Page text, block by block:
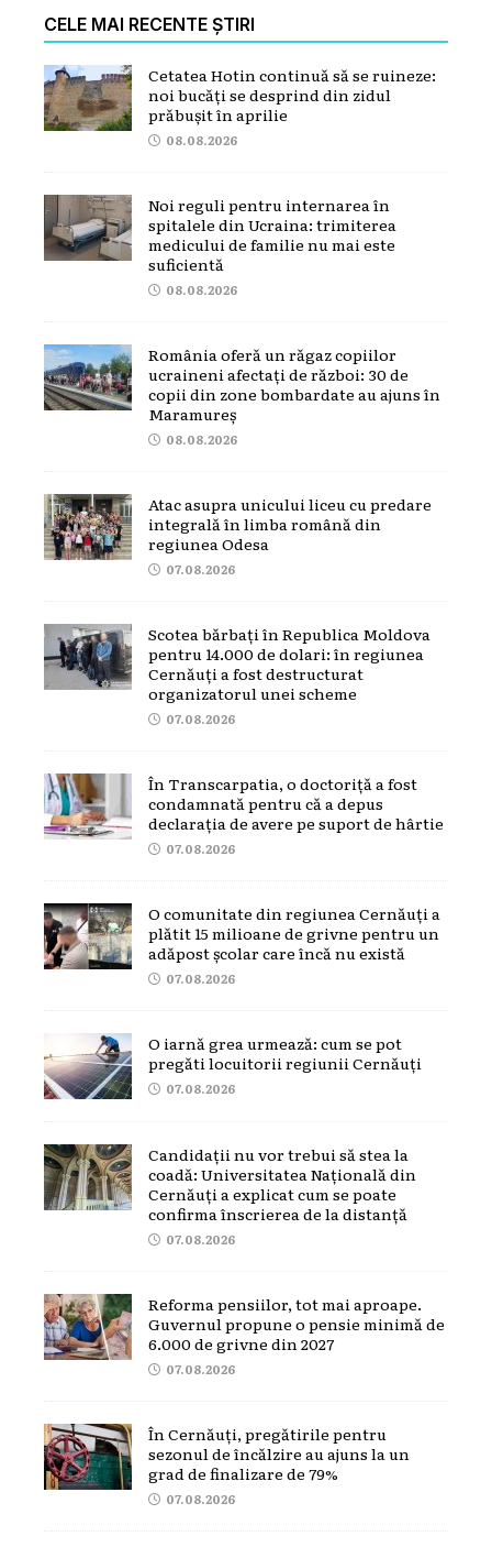
CELE MAI RECENTE ȘTIRI
Cetatea Hotin continuă să se ruineze:
noi bucăți se desprind din zidul
prăbușit în aprilie
08.08.2026
Noi reguli pentru internarea în
spitalele din Ucraina: trimiterea
medicului de familie nu mai este
suficientă
08.08.2026
România oferă un răgaz copiilor
ucraineni afectați de război: 30 de
copii din zone bombardate au ajuns în
Maramureș
08.08.2026
Atac asupra unicului liceu cu predare
integrală în limba română din
regiunea Odesa
07.08.2026
Scotea bărbați în Republica Moldova
pentru 14.000 de dolari: în regiunea
Cernăuți a fost destructurat
organizatorul unei scheme
07.08.2026
În Transcarpatia, o doctoriță a fost
condamnată pentru că a depus
declarația de avere pe suport de hârtie
07.08.2026
O comunitate din regiunea Cernăuți a
plătit 15 milioane de grivne pentru un
adăpost școlar care încă nu există
07.08.2026
O iarnă grea urmează: cum se pot
pregăti locuitorii regiunii Cernăuți
07.08.2026
Candidații nu vor trebui să stea la
coadă: Universitatea Națională din
Cernăuți a explicat cum se poate
confirma înscrierea de la distanță
07.08.2026
Reforma pensiilor, tot mai aproape.
Guvernul propune o pensie minimă de
6.000 de grivne din 2027
07.08.2026
În Cernăuți, pregătirile pentru
sezonul de încălzire au ajuns la un
grad de finalizare de 79%
07.08.2026